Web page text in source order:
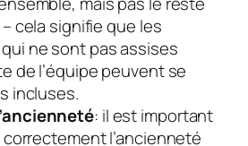
cela signifie que les
ne sont pas assises
de l’équipe peuvent se
incluses.
: il est important
correctement l’ancienneté